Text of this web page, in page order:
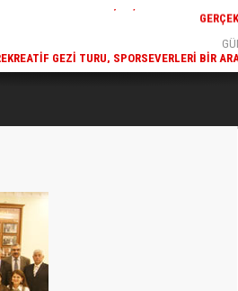
REKREATIF GEZI TURU, SPORSEVERLERI BIR